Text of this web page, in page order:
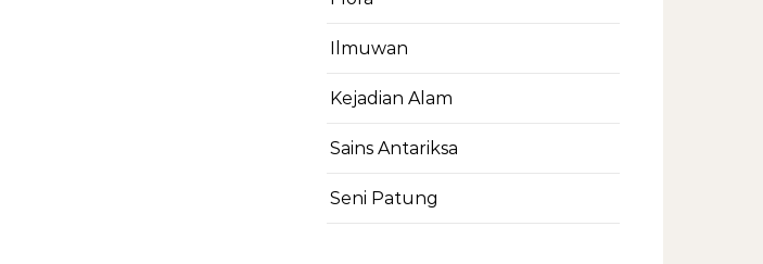
Ilmuwan
Kejadian Alam
Sains Antariksa
Seni Patung